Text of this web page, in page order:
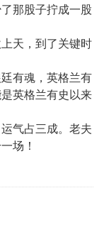
那股子拧成一股
天，到了关键时
有魂，英格兰有
英格兰有史以来
气占三成。老夫
场！